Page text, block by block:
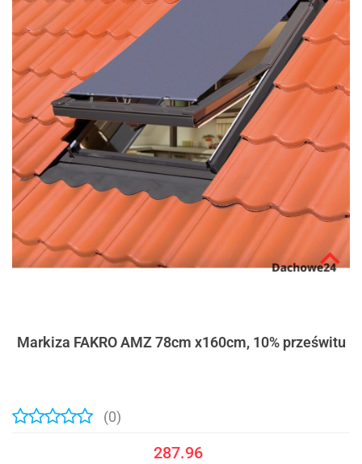
Markiza FAKRO AMZ 78cm x160cm, 10% prześwitu
(0)
287.96